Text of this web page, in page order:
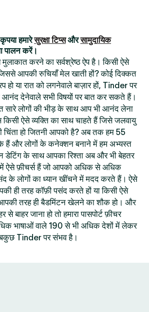
हमारेसुरक्षा टिप्सऔरसामुदायिक
पालन करें।
करने का सर्वश्रेष्ठ ऐप है। किसी ऐसे
आपकी रुचियाँ मेल खाती हों? कोई दिक्कत
हो या रात को लगनेवाले बाज़ार हों, Tinder पर
देनेवाले सभी विषयों पर बात कर सकते हैं।
सारे लोगों की भीड़ के साथ आप भी आनंद लेना
किसी ऐसे व्यक्ति का साथ चाहते हैं जिसे जलवायु
चिंता हो जितनी आपको है? अब तक हम 55
हैं और लोगों के कनेक्शन बनाने में हम अभ्यस्त
के साथ आपका रिश्ता अब और भी बेहतर
ऐसे फ़ीचर्स हैं जो आपको अधिक से अधिक
के लोगों का ध्यान खींचने में मदद करते हैं। ऐसे
ही तरह कॉफ़ी पसंद करते हों या किसी ऐसे
तरह ही बैडमिंटन खेलने का शौक हो। और
बाहर जाना हो तो हमारा पासपोर्ट फ़ीचर
भाषाओं वाले 190 से भी अधिक देशों में लेकर
Tinder पर संभव है।